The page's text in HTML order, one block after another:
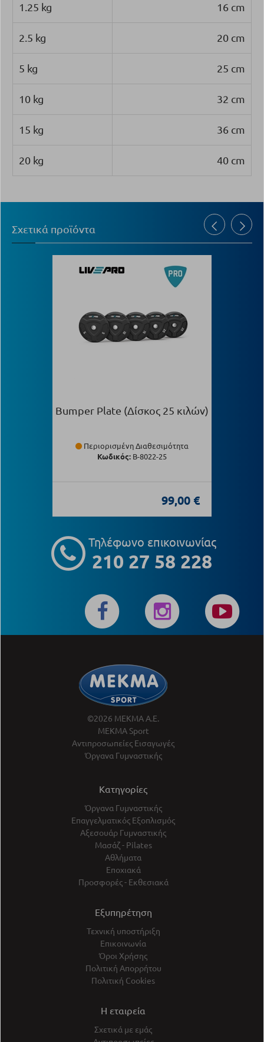
1.25 kg 16 cm
2.5 kg 20 cm
5 kg 25 cm
10 kg 32 cm
15 kg 36 cm
20 kg 40 cm
Σχετικά προϊόντα
Bumper Plate (Δίσκος 25 κιλών)
Περιορισμένη Διαθεσιμότητα
Κωδικός: Β-8022-25
99,00 €
Τηλέφωνο επικοινωνίας
210 27 58 228
©2026 ΜΕΚΜΑ Α.Ε.
ΜΕΚΜΑ Sport
Αντιπροσωπείες Εισαγωγές
Όργανα Γυμναστικής
Κατηγορίες
Όργανα Γυμναστικής
Επαγγελματικός Εξοπλισμός
Αξεσουάρ Γυμναστικής
Μασάζ - Pilates
Αθλήματα
Εποχιακά
Προσφορές - Εκθεσιακά
Εξυπηρέτηση
Τεχνική υποστήριξη
Επικοινωνία
Όροι Χρήσης
Πολιτική Απορρήτου
Πολιτική Cookies
Η εταιρεία
Σχετικά με εμάς